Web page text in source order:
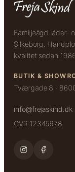
Familjeägd läder-
Silkeborg.
kvalitet sedan
BUTIK &
Tværgade 8 ·
info@frejaskind.dk
CVR 12345678